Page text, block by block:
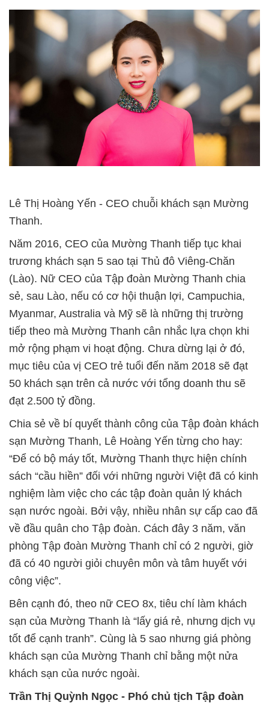
Lê Thị Hoàng Yến - CEO chuỗi khách sạn Mường
Thanh.
Năm 2016, CEO của Mường Thanh tiếp tục khai
trương khách sạn 5 sao tại Thủ đô Viêng-Chăn
(Lào). Nữ CEO của Tập đoàn Mường Thanh chia
sẻ, sau Lào, nếu có cơ hội thuận lợi, Campuchia,
Myanmar, Australia và Mỹ sẽ là những thị trường
tiếp theo mà Mường Thanh cân nhắc lựa chọn khi
mở rộng phạm vi hoạt động. Chưa dừng lại ở đó,
mục tiêu của vị CEO trẻ tuổi đến năm 2018 sẽ đạt
50 khách sạn trên cả nước với tổng doanh thu sẽ
đạt 2.500 tỷ đồng.
Chia sẻ về bí quyết thành công của Tập đoàn khách
sạn Mường Thanh, Lê Hoàng Yến từng cho hay:
“Để có bộ máy tốt, Mường Thanh thực hiện chính
sách “cầu hiền” đối với những người Việt đã có kinh
nghiệm làm việc cho các tập đoàn quản lý khách
sạn nước ngoài. Bởi vậy, nhiều nhân sự cấp cao đã
về đầu quân cho Tập đoàn. Cách đây 3 năm, văn
phòng Tập đoàn Mường Thanh chỉ có 2 người, giờ
đã có 40 người giỏi chuyên môn và tâm huyết với
công việc”.
Bên cạnh đó, theo nữ CEO 8x, tiêu chí làm khách
sạn của Mường Thanh là “lấy giá rẻ, nhưng dịch vụ
tốt để cạnh tranh”. Cùng là 5 sao nhưng giá phòng
khách sạn của Mường Thanh chỉ bằng một nửa
khách sạn của nước ngoài.
Trần Thị Quỳnh Ngọc - Phó chủ tịch Tập đoàn